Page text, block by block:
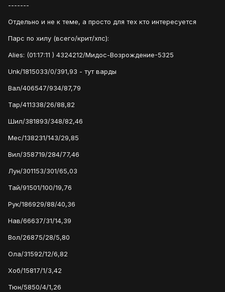
-------
Отдельно и не к теме, а просто для тех кто интересуется
Парс по хилу (всего/крит/хпс):
Alies: (01:17:11 ) 4324212/Мидос-Возрождение-5325
Unk/1815033/0/391,93 - тут варды
Вал/406547/934/87,79
Тар/411338/26/88,82
Шил/381893/348/82,46
Мес/138231/143/29,85
Вил/358719/284/77,46
Лун/301153/301/65,03
Тай/91501/100/19,76
Рук/186929/88/40,36
Нав/66637/31/14,39
Вол/26875/28/5,80
Ола/31592/12/6,82
Хоб/15817/1/3,42
Тюн/5850/4/1,26